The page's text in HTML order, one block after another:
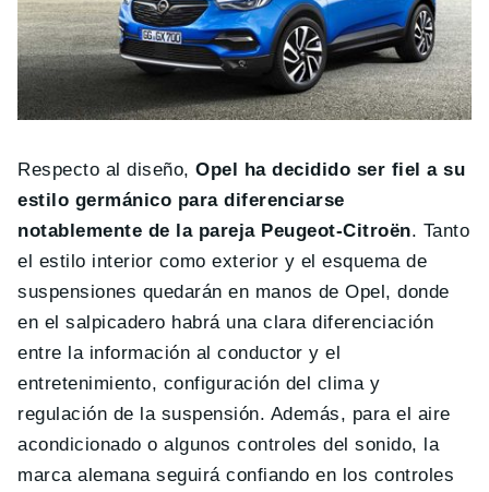
Respecto al diseño,Opel ha decidido ser fiel a su
estilo germánico para diferenciarse
notablemente de la pareja Peugeot-Citroën. Tanto
el estilo interior como exterior y el esquema de
suspensiones quedarán en manos de Opel, donde
en el salpicadero habrá una clara diferenciación
entre la información al conductor y el
entretenimiento, configuración del clima y
regulación de la suspensión. Además, para el aire
acondicionado o algunos controles del sonido, la
marca alemana seguirá confiando en los controles